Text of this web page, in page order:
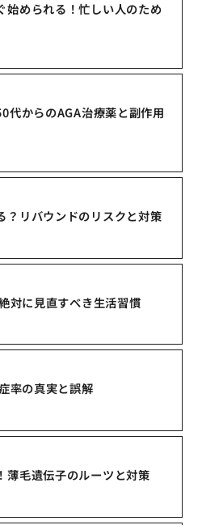
始められる！忙しい人のため
代からのAGA治療薬と副作用
？リバウンドのリスクと対策
対に見直すべき生活習慣
率の真実と誤解
薄毛遺伝子のルーツと対策